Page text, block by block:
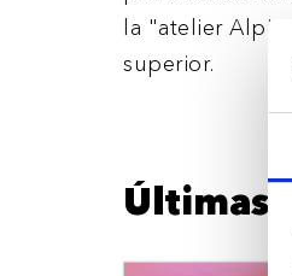
la "atelier
superior.
Últimas